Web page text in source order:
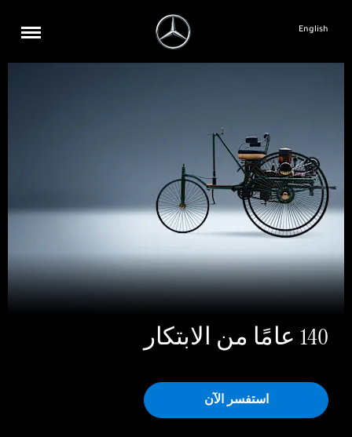
English
140 عامًا من الابتكار
استفسر الآن